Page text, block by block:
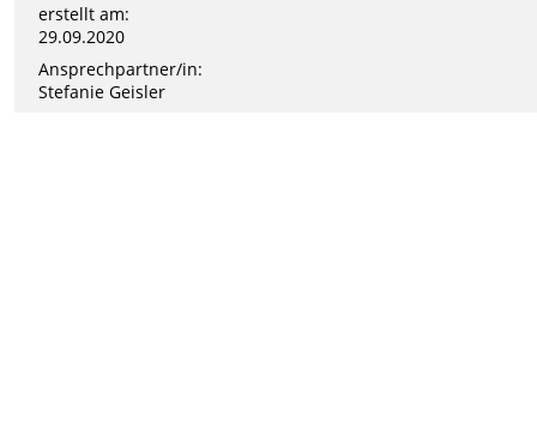
erstellt am:
29.09.2020
Ansprechpartner/in:
Stefanie Geisler